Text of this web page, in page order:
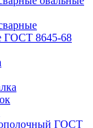
ГОСТ 8645-68
ГОСТ